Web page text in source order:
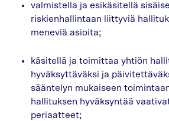
valmistella ja esikäsitellä
riskienhallintaan liittyviä
meneviä asioita;
käsitellä ja toimittaa yhtiön
hyväksyttäväksi ja
sääntelyn mukaiseen
hallituksen hyväksyntää
periaatteet;